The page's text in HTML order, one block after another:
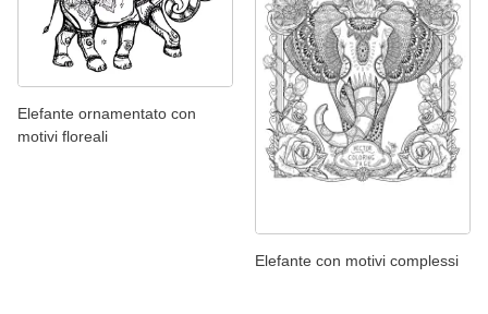
Elefante ornamentato con
motivi floreali
Elefante con motivi complessi